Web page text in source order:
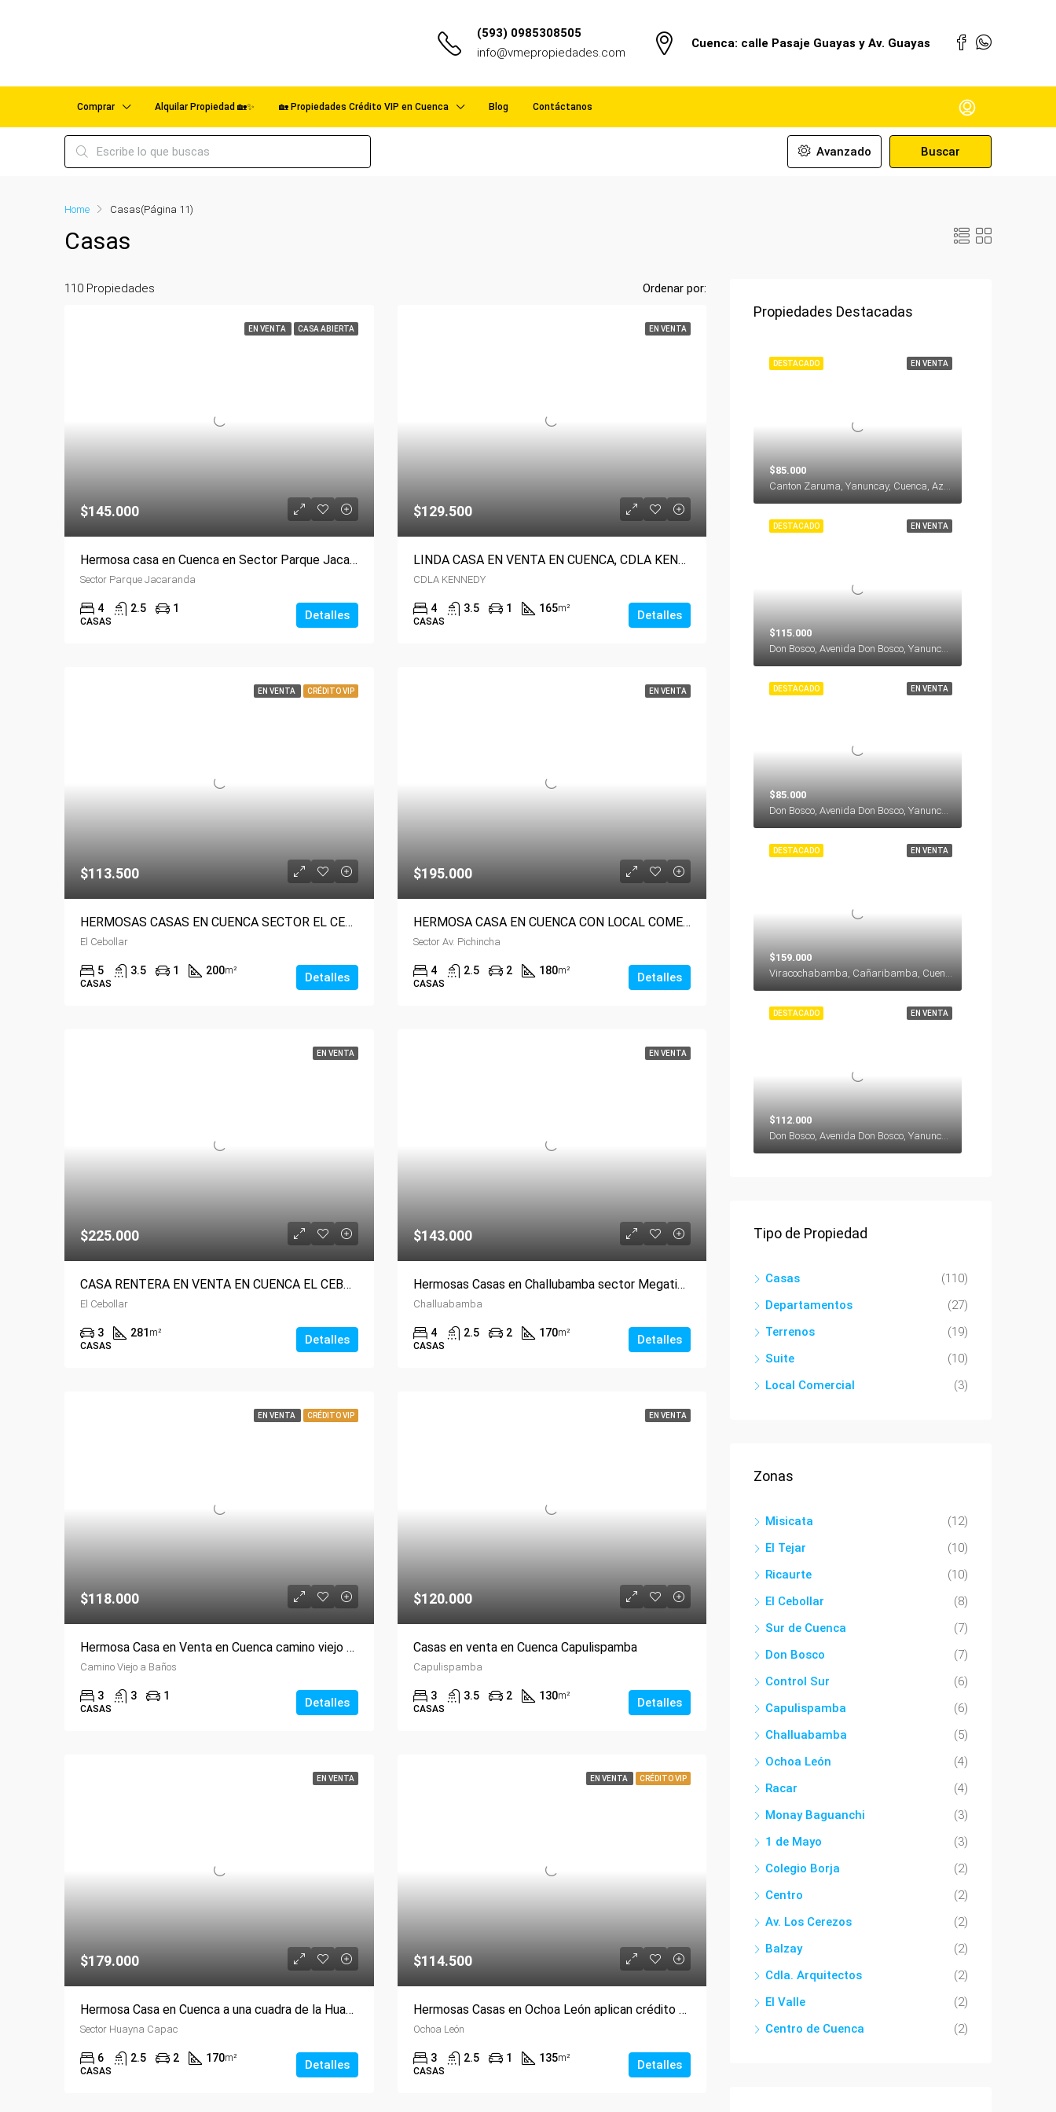
(593) 0985308505
info@vmepropiedades.com
Cuenca: calle Pasaje Guayas y Av. Guayas
Comprar Alquilar Propiedad 🏡✨ 🏡 Propiedades Crédito VIP en Cuenca Blog Contáctanos
Avanzado Buscar
Home Casas(Página 11)
Casas
110 Propiedades Ordenar por:
EN VENTA CASA ABIERTA
$145.000
Hermosa casa en Cuenca en Sector Parque Jacaranda
Sector Parque Jacaranda
4 2.5 1
CASAS Detalles
EN VENTA
$129.500
LINDA CASA EN VENTA EN CUENCA, CDLA KENNEDY
CDLA KENNEDY
4 3.5 1 165m²
CASAS
Detalles
EN VENTA CRÉDITO VIP
$113.500
HERMOSAS CASAS EN CUENCA SECTOR EL CEBOLLAR 5 DORMITORIOS
El Cebollar
5 3.5 1 200m²
CASAS
Detalles
EN VENTA
$195.000
HERMOSA CASA EN CUENCA CON LOCAL COMERCIAL
Sector Av. Pichincha
4 2.5 2 180m²
CASAS
Detalles
EN VENTA
$225.000
CASA RENTERA EN VENTA EN CUENCA EL CEBOLLAR X ESTRENAR
El Cebollar
3 281 m²
CASAS
Detalles
EN VENTA
$143.000
Hermosas Casas en Challubamba sector Megatienda Del Sur
Challuabamba
4 2.5 2 170m²
CASAS
Detalles
EN VENTA CRÉDITO VIP
$118.000
Hermosa Casa en Venta en Cuenca camino viejo a Baños $ 118.000
Camino Viejo a Baños
3 3 1
CASAS Detalles
EN VENTA
$120.000
Casas en venta en Cuenca Capulispamba
Capulispamba
3 3.5 2 130m²
CASAS
Detalles
EN VENTA
$179.000
Hermosa Casa en Cuenca a una cuadra de la Huayna Capac
Sector Huayna Capac
6 2.5 2 170m²
CASAS
Detalles
EN VENTA CRÉDITO VIP
$114.500
Hermosas Casas en Ochoa León aplican crédito VIP
Ochoa León
3 2.5 1 135m²
CASAS
Detalles
Propiedades Destacadas
EN VENTA
DESTACADO
$85.000
EN VENTA
DESTACADO
$115.000
EN VENTA
DESTACADO
$85.000
Don Bosco, Avenida Don Bosco, Yanuncay, Cuenca, Azuay, 000000, Ecuador
EN VENTA
DESTACADO
$159.000
Viracochabamba, Cañaribamba, Cuenca, Azuay, 010104, Ecuador
EN VENTA
DESTACADO
$112.000
Tipo de Propiedad
Casas
(110)
Departamentos
(27)
Terrenos
(19)
Suite
(10)
Local Comercial
(3)
Zonas
Misicata
(12)
El Tejar
(10)
Ricaurte
(10)
El Cebollar
(8)
Sur de Cuenca
(7)
Don Bosco
(7)
Control Sur
(6)
Capulispamba
(6)
Challuabamba
(5)
Ochoa León
(4)
Racar
(4)
Monay Baguanchi
(3)
1 de Mayo
(3)
Colegio Borja
(2)
Centro
(2)
Av. Los Cerezos
(2)
Balzay
(2)
Cdla. Arquitectos
(2)
El Valle
(2)
Centro de Cuenca
(2)